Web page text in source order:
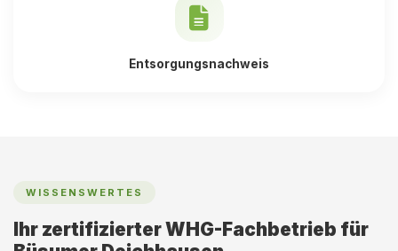
Entsorgungsnachweis
WISSENSWERTES
Ihr zertifizierter WHG-Fachbetrieb für